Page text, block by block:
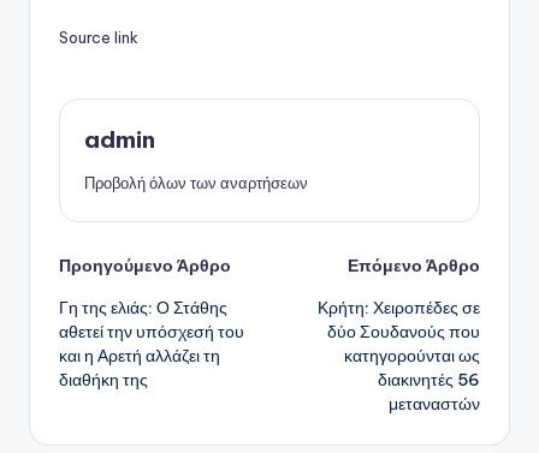
Source link
admin
Προβολή όλων των αναρτήσεων
Πλοήγηση
δημοσιεύσεων
Προηγούμενο Άρθρο
Γη της ελιάς: Ο Στάθης
αθετεί την υπόσχεσή του
και η Αρετή αλλάζει τη
διαθήκη της
Επόμενο Άρθρο
Κρήτη: Χειροπέδες σε
δύο Σουδανούς που
κατηγορούνται ως
διακινητές 56
μεταναστών